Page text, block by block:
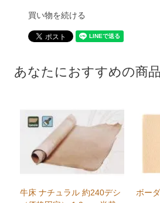
買い物を続ける
あなたにおすすめの商品
牛床 ナチュラル 約240デシ
ボー